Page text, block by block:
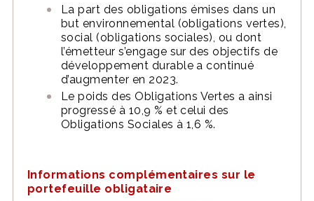
La part des obligations émises dans un
but environnemental (obligations vertes),
social (obligations sociales), ou dont
l’émetteur s’engage sur des objectifs de
développement durable a continué
d’augmenter en 2023.
Le poids des Obligations Vertes a ainsi
progressé à 10,9 % et celui des
Obligations Sociales à 1,6 %.
Informations complémentaires sur le
portefeuille obligataire